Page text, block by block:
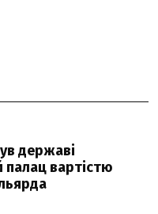
державі
вартістю